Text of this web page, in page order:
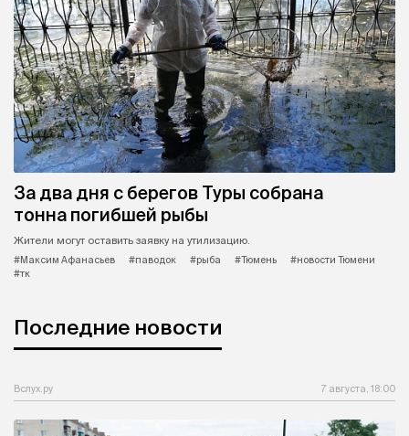
За два дня с берегов Туры собрана
тонна погибшей рыбы
Жители могут оставить заявку на утилизацию.
#Максим Афанасьев
#паводок #рыба #Тюмень
#новости Тюмени
#тк
Последние новости
Вслух.ру 7 августа, 18:00